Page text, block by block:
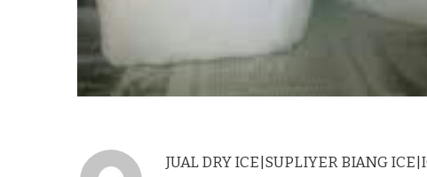
JUAL DRY ICE|SUPLIYER BIANG